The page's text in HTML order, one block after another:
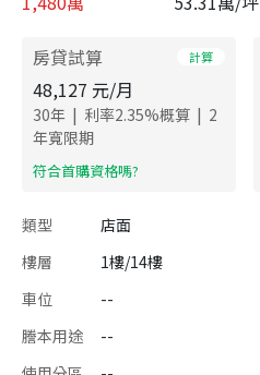
房貸試算 計算
48,127 元/月
30年 | 利率2.35%概算 | 2
年寬限期
​符合首購資格嗎?
類型 店面
樓層
1樓/14樓
車位
--
謄本用途
--